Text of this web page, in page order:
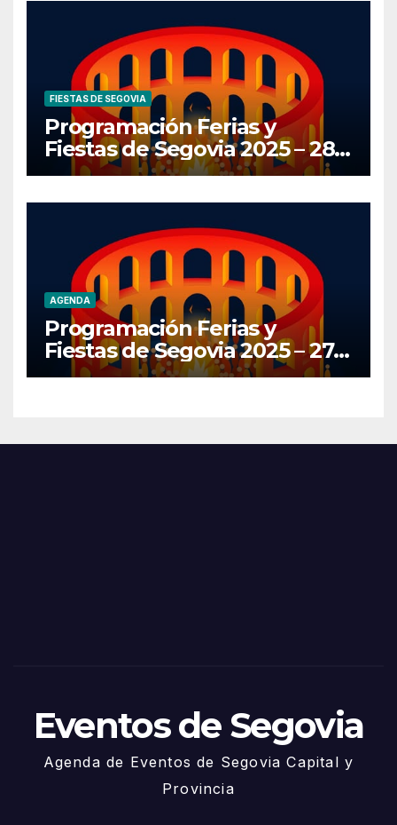
FIESTAS DE SEGOVIA
Programación Ferias y
Fiestas de Segovia 2025 – 28
de Junio
AGENDA
Programación Ferias y
Fiestas de Segovia 2025 – 27
de Junio
Eventos de Segovia
Agenda de Eventos de Segovia Capital y
Provincia